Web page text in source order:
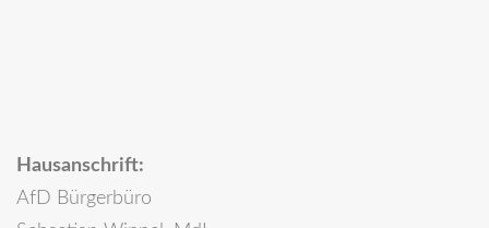
Hausanschrift:
AfD Bürgerbüro